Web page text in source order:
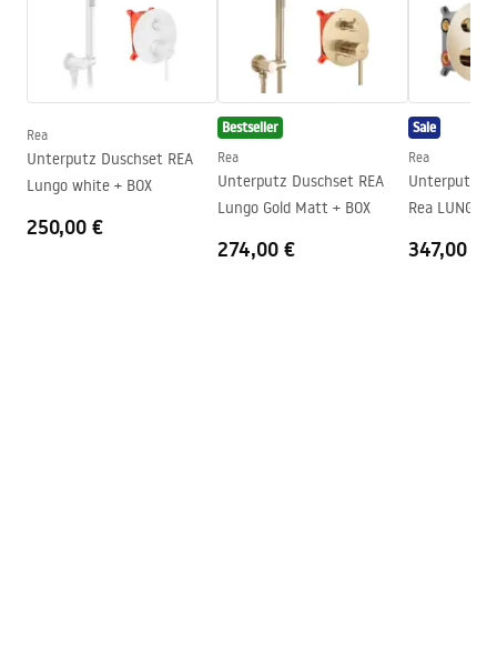
90
Garantie
24 monate
Garantiebedingungen
Warranty_Terms_and_Conditions_Accessories_-_24.pdf
Rea
Unterputz Duschset REA
Lungo white + BOX
250,00 €
Bestseller
Rea
Unterputz Duschset REA
Lungo Gold Matt + BOX
274,00 €
Sale
Rea
Unterputz
347,00 €